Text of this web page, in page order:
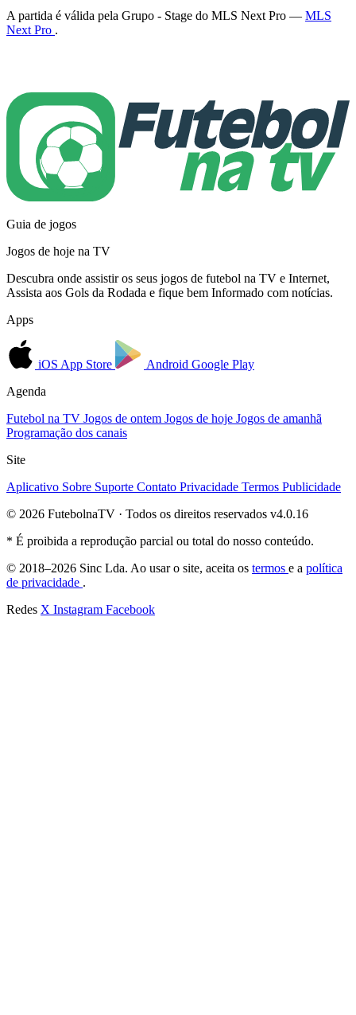
A partida é válida pela Grupo - Stage do MLS Next Pro — MLS
Next Pro .
Guia de jogos
Jogos de hoje na TV
Descubra onde assistir os seus jogos de futebol na TV e Internet,
Assista aos Gols da Rodada e fique bem Informado com notícias.
Apps
iOS App Store Android Google Play
Agenda
Futebol na TV Jogos de ontem Jogos de hoje Jogos de amanhã
Programação dos canais
Site
Aplicativo Sobre Suporte Contato Privacidade Termos Publicidade
© 2026 FutebolnaTV · Todos os direitos reservados v4.0.16
* É proibida a reprodução parcial ou total do nosso conteúdo.
© 2018–2026 Sinc Lda. Ao usar o site, aceita os termos e a política
de privacidade .
Redes X Instagram Facebook